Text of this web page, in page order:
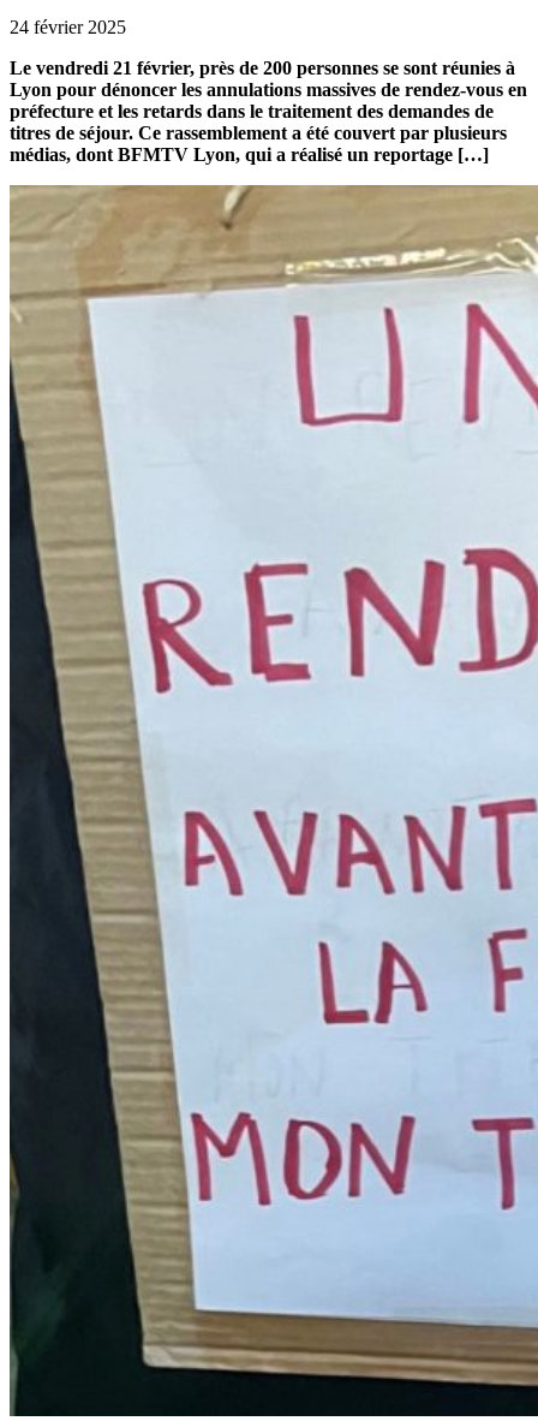
24 février 2025
Le vendredi 21 février, près de 200 personnes se sont réunies à
Lyon pour dénoncer les annulations massives de rendez-vous en
préfecture et les retards dans le traitement des demandes de
titres de séjour. Ce rassemblement a été couvert par plusieurs
médias, dont BFMTV Lyon, qui a réalisé un reportage […]